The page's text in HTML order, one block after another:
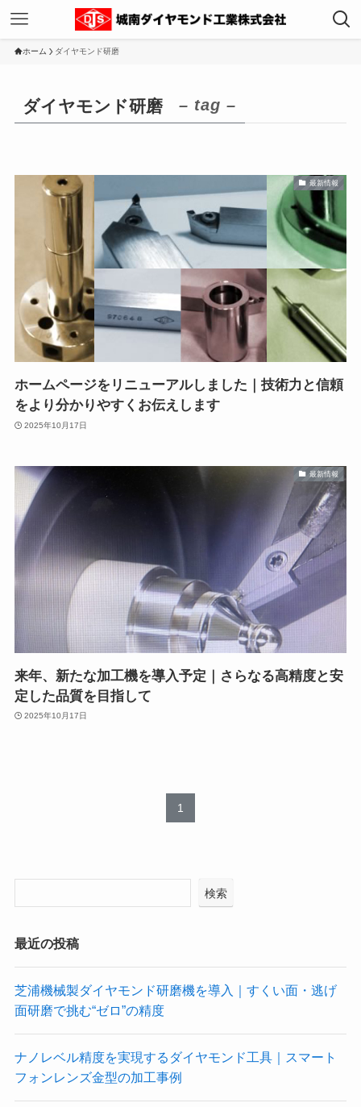
ホーム ダイヤモンド研磨
ダイヤモンド研磨 – tag –
最新情報
ホームページをリニューアルしました｜技術力と信頼
をより分かりやすくお伝えします
2025年10月17日
最新情報
来年、新たな加工機を導入予定｜さらなる高精度と安
定した品質を目指して
2025年10月17日
1
検索
最近の投稿
芝浦機械製ダイヤモンド研磨機を導入｜すくい面・逃げ
面研磨で挑む“ゼロ”の精度
ナノレベル精度を実現するダイヤモンド工具｜スマート
フォンレンズ金型の加工事例